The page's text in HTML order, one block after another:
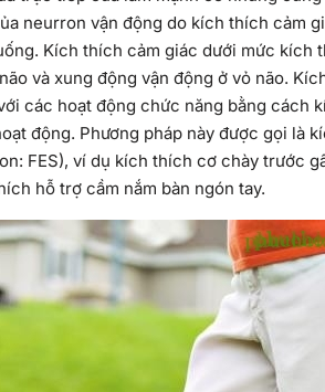
neurron vận động do kích thích cảm
Kích thích cảm giác dưới mức kích
và xung động vận động ở vỏ não.
các hoạt động chức năng bằng cách
động. Phương pháp này được gọi là
FES), ví dụ kích thích cơ chày trước
hỗ trợ cầm nắm bàn ngón tay.